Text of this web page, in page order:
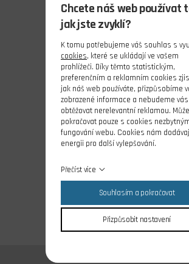
Chcete náš web používat
jak jste zvyklí?
K tomu potřebujeme váš souhlas s
cookies, které se ukládají ve vašem
prohlížeči. Díky těmto statistickým,
preferenčním a reklamním cookies
jak náš web používáte, přizpůsobíme
zobrazené informace a nebudeme vás
obtěžovat nerelevantní reklamou.
pokračovat pouze s cookies
fungování webu. Cookies nám
energii pro další vylepšování.
Přečíst více
Souhlasím a pokračovat
Přizpůsobit nastavení